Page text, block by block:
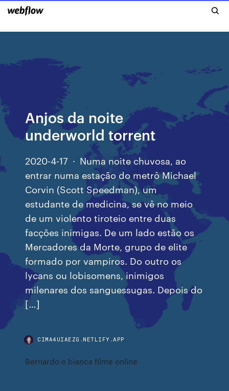
Anjos da noite
underworld torrent
2020-4-17 · Numa noite chuvosa, ao
entrar numa estação do metrô Michael
Corvin (Scott Speedman), um
estudante de medicina, se vê no meio
de um violento tiroteio entre duas
facções inimigas. De um lado estão os
Mercadores da Morte, grupo de elite
formado por vampiros. Do outro os
lycans ou lobisomens, inimigos
milenares dos sanguessugas. Depois do
[…]
CIMA4UIAEZG.NETLIFY.APP
Bernardo e bianca filme online